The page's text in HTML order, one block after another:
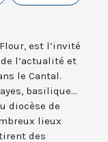
est l’invité
l’actualité et
le Cantal.
basilique...
diocèse de
lieux
des